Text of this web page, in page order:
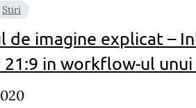
Stiri
de imagine explicat –
in workflow-ul